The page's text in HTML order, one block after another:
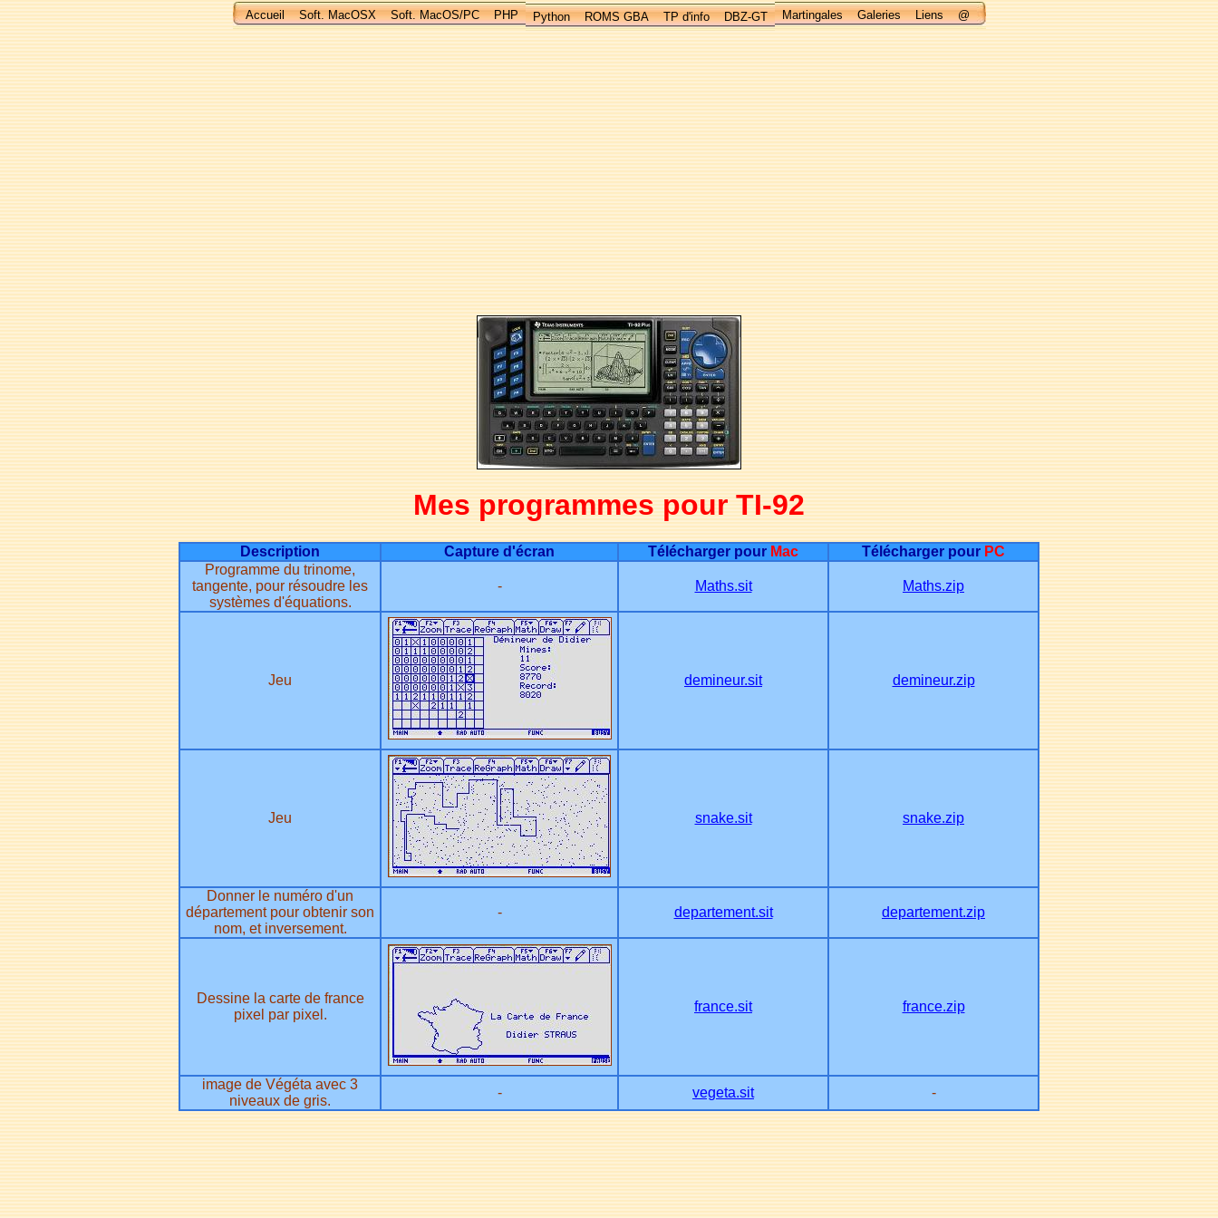
Accueil Soft. MacOSX Soft. MacOS/PC PHP Python ROMS GBA TP d'info DBZ-GT Martingales Galeries Liens @
Mes programmes pour TI-92
Description Capture d'écran Télécharger pour Mac Télécharger pour PC
Programme du trinome,
tangente, pour résoudre les
systèmes d'équations.
- Maths.sit Maths.zip
Jeu demineur.sit demineur.zip
Jeu snake.sit snake.zip
Donner le numéro d'un
département pour obtenir son
nom, et inversement.
- departement.sit departement.zip
Dessine la carte de france
pixel par pixel.
france.sit france.zip
image de Végéta avec 3
niveaux de gris.
- vegeta.sit -